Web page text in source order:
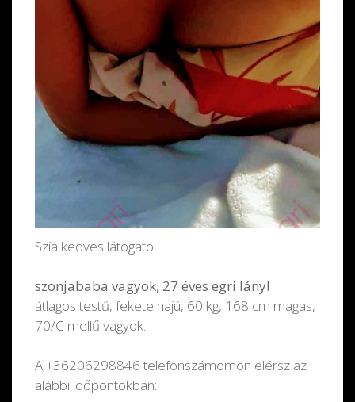
Szia kedves látogató!
szonjababa vagyok, 27 éves egri lány!
átlagos testű, fekete hajú, 60 kg, 168 cm magas,
70/C mellű vagyok.
A +36206298846 telefonszámomon elérsz az
alábbi időpontokban: